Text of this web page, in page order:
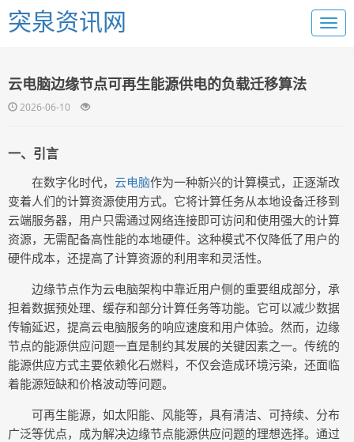
突泉资讯网
云电脑边缘节点可再生能源供电的负载迁移算法
2026-06-10
一、引言
在数字化时代， 云电脑作为一种新兴的计算模式，正逐渐改
变着人们的计算资源使用方式。它将计算任务从本地设备迁移到
云端服务器，用户只需通过网络连接即可访问和使用强大的计算
资源，无需配备高性能的本地硬件。这种模式不仅降低了用户的
硬件成本，还提高了计算资源的利用率和灵活性。
边缘节点作为云电脑架构中靠近用户侧的重要组成部分，承
担着数据预处理、缓存和部分计算任务等功能。它可以减少数据
传输延迟，提高云电脑服务的响应速度和用户体验。然而，边缘
节点的能源供应问题一直是制约其发展的关键因素之一。传统的
能源供应方式主要依赖化石燃料，不仅会造成环境污染，还面临
着能源短缺和价格波动等问题。
可再生能源，如太阳能、风能等，具有清洁、可持续、分布
广泛等优点，成为解决边缘节点能源供应问题的理想选择。通过